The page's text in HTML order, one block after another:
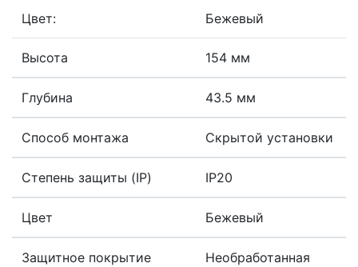
Цвет: Бежевый
Высота 154 мм
Глубина 43.5 мм
Способ монтажа Скрытой установки
Степень защиты (IP) IP20
Цвет Бежевый
Защитное покрытие
Необработанная